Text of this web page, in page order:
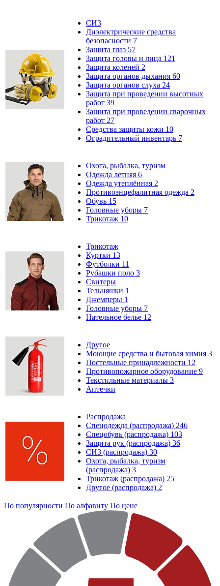
СИЗ
Диэлектрические средства
безопасности 7
Защита глаз 57
Защита головы и лица 121
Защита коленей 2
Защита органов дыхания 60
Защита органов слуха 24
Защита при проведении высотных
работ 39
Защита при проведении сварочных
работ 27
Средства защиты кожи 10
Оградительный инвентарь 7
Охота, рыбалка, туризм
Одежда летняя 6
Одежда утеплённая 2
Противоэнцефалитная одежда 2
Обувь 15
Головные уборы 7
Трикотаж 10
Трикотаж
Куртки 13
Футболки 11
Рубашки поло 3
Свитеры
Тельняшки 1
Джемперы 1
Головные уборы 7
Нательное белье 12
Другое
Моющие средства и бытовая химия 3
Постельные принадлежности 12
Противопожарное оборудование 9
Текстильные материалы 3
Аптечки
Распродажа
Спецодежда (распродажа) 246
Спецобувь (распродажа) 103
Защита рук (распродажа) 36
СИЗ (распродажа) 30
Охота, рыбалка, туризм
(распродажа) 3
Трикотаж (распродажа) 25
Другое (распродажа) 2
По популярности По алфавиту По цене